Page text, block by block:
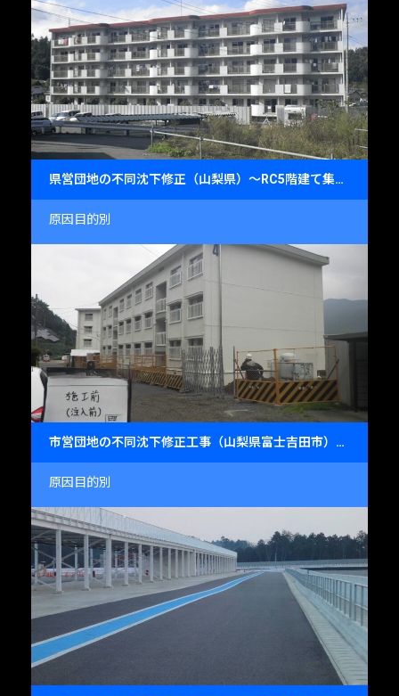
県営団地の不同沈下修正（山梨県）～RC5階建て集合住宅の基礎沈下対策～
原因目的別
市営団地の不同沈下修正工事（山梨県富士吉田市）～RC3階建て住宅の安全復元～
原因目的別